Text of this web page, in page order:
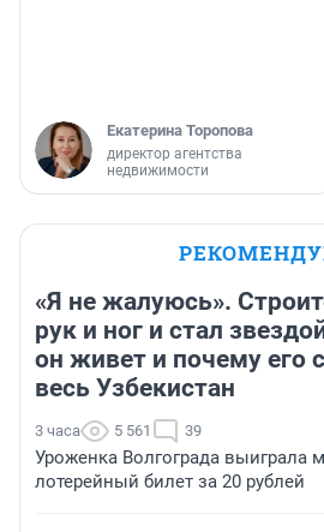
Екатерина Торопова
директор агентства
недвижимости
«Я не жалуюсь».
рук и ног и стал
он живет и почему его
весь Узбекистан
3 часа 5 561 39
Уроженка Волгограда выиграла
лотерейный билет за 20 рублей